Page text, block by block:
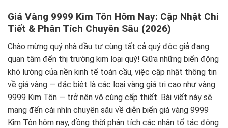
Giá Vàng 9999 Kim Tôn Hôm Nay: Cập Nhật Chi
Tiết & Phân Tích Chuyên Sâu (2026)
Chào mừng quý nhà đầu tư cùng tất cả quý độc giả đang
quan tâm đến thị trường kim loại quý! Giữa những biến động
khó lường của nền kinh tế toàn cầu, việc cập nhật thông tin
về giá vàng — đặc biệt là các loại vàng giá trị cao như vàng
9999 Kim Tôn — trở nên vô cùng cấp thiết. Bài viết này sẽ
mang đến cái nhìn chuyên sâu về diễn biến giá vàng 9999
Kim Tôn hôm nay, đồng thời phân tích các nhân tố tác động